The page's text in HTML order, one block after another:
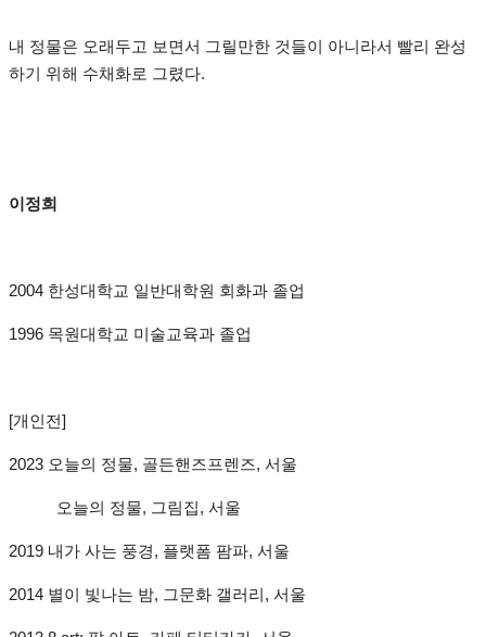
내 정물은 오래두고 보면서 그릴만한 것들이 아니라서 빨리 완성
하기 위해 수채화로 그렸다.
이정희
2004 한성대학교 일반대학원 회화과 졸업
1996 목원대학교 미술교육과 졸업
[개인전]
2023 오늘의 정물, 골든핸즈프렌즈, 서울
오늘의 정물, 그림집, 서울
2019 내가 사는 풍경, 플랫폼 팜파, 서울
2014 별이 빛나는 밤, 그문화 갤러리, 서울